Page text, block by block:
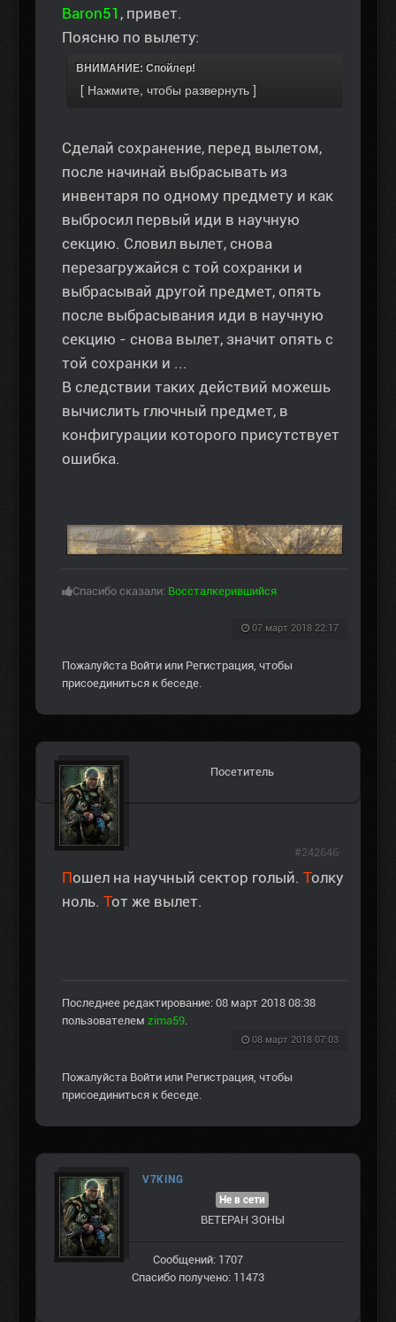
Baron51 , привет.
Поясню по вылету:
ВНИМАНИЕ: Спойлер!
Сделай сохранение, перед вылетом,
после начинай выбрасывать из
инвентаря по одному предмету и как
выбросил первый иди в научную
секцию. Словил вылет, снова
перезагружайся с той сохранки и
выбрасывай другой предмет, опять
после выбрасывания иди в научную
секцию - снова вылет, значит опять с
той сохранки и ...
В следствии таких действий можешь
вычислить глючный предмет, в
конфигурации которого присутствует
ошибка.
Спасибо сказали: Воссталкерившийся
07 март 2018 22:17
Пожалуйста Войти или Регистрация, чтобы
присоединиться к беседе.
Посетитель
Пошел на научный сектор голый. Толку
ноль. Тот же вылет.
Последнее редактирование: 08 март 2018 08:38
пользователем zima59.
08 март 2018 07:03
#242646
Пожалуйста Войти или Регистрация, чтобы
присоединиться к беседе.
V7KING
Не в сети
ВЕТЕРАН ЗOНЫ
Сообщений: 1707
Спасибо получено: 11473